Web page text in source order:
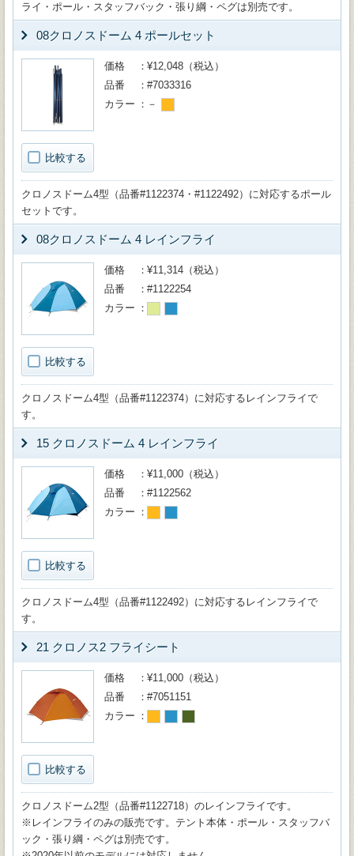
ライ・ポール・スタッフバック・張り綱・ペグは別売です。
08クロノスドーム 4 ポールセット
比較する
価格
¥12,048（税込）
品番
#7033316
カラー
－
クロノスドーム4型（品番#1122374・#1122492）に対応するポール
セットです。
08クロノスドーム 4 レインフライ
比較する
価格
¥11,314（税込）
品番
#1122254
カラー
クロノスドーム4型（品番#1122374）に対応するレインフライで
す。
15 クロノスドーム 4 レインフライ
比較する
価格
¥11,000（税込）
品番
#1122562
カラー
クロノスドーム4型（品番#1122492）に対応するレインフライで
す。
21 クロノス2 フライシート
比較する
価格
¥11,000（税込）
品番
#7051151
カラー
クロノスドーム2型（品番#1122718）のレインフライです。
※レインフライのみの販売です。テント本体・ポール・スタッフバ
ック・張り綱・ペグは別売です。